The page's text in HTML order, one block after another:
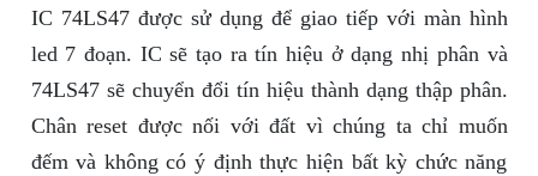
IC 74LS47 được sử dụng để giao tiếp với màn hình
led 7 đoạn. IC sẽ tạo ra tín hiệu ở dạng nhị phân và
74LS47 sẽ chuyển đổi tín hiệu thành dạng thập phân.
Chân reset được nối với đất vì chúng ta chỉ muốn
đếm và không có ý định thực hiện bất kỳ chức năng